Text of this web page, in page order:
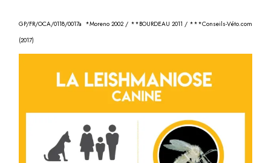
GP/FR/OCA/0118/0017a *Moreno 2002 / **BOURDEAU 2011 / ***Conseils-Véto.com
(2017)